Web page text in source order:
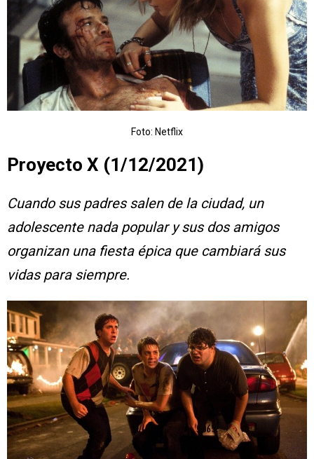
Foto: Netflix
Proyecto X (1/12/2021)
Cuando sus padres salen de la ciudad, un
adolescente nada popular y sus dos amigos
organizan una fiesta épica que cambiará sus
vidas para siempre.